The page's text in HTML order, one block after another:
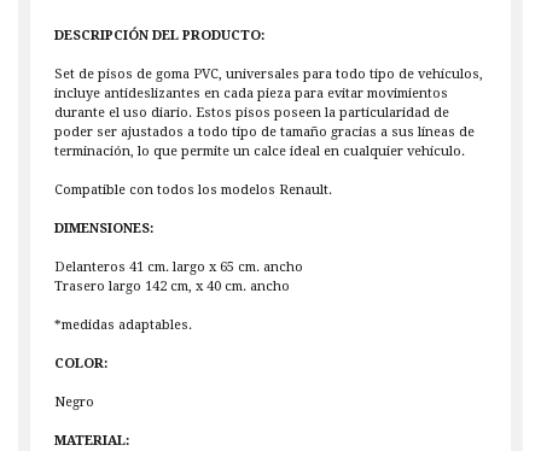
DESCRIPCIÓN DEL PRODUCTO:
Set de pisos de goma PVC, universales para todo tipo de vehículos,
incluye antideslizantes en cada pieza para evitar movimientos
durante el uso diario. Estos pisos poseen la particularidad de
poder ser ajustados a todo tipo de tamaño gracias a sus líneas de
terminación, lo que permite un calce ideal en cualquier vehículo.
Compatible con todos los modelos Renault.
DIMENSIONES:
Delanteros 41 cm. largo x 65 cm. ancho
Trasero largo 142 cm, x 40 cm. ancho
*medidas adaptables.
COLOR:
Negro
MATERIAL: